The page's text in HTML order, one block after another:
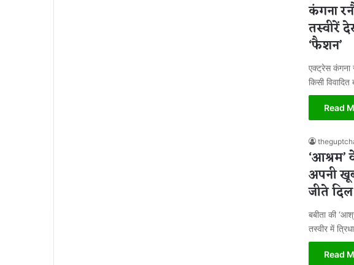
कंगना
तस्वीरें
‘फैशन’
एक्ट्रेस कंगना
किसी
Read
‘आश्रम’
अपनी
जीते दिल
बबीता की
तस्वीर में
Read